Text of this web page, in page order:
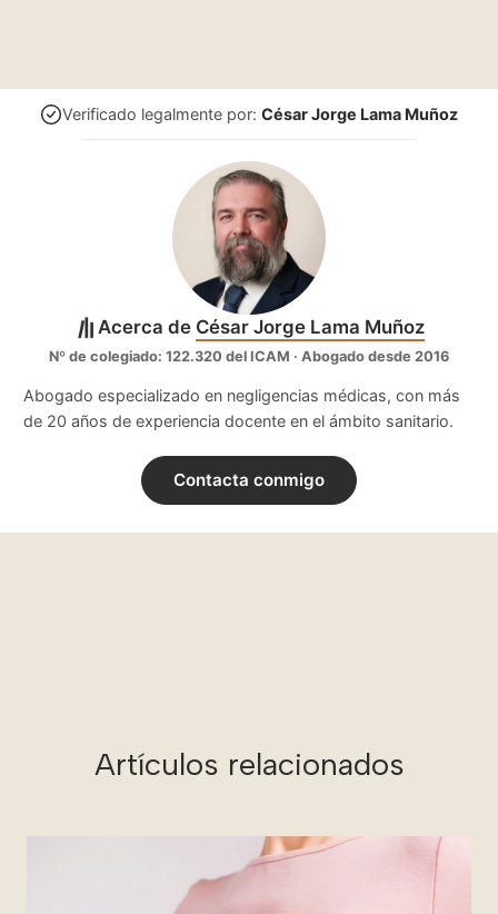
Verificado legalmente por: César Jorge Lama Muñoz
Acerca de César Jorge Lama Muñoz
Nº de colegiado: 122.320 del ICAM · Abogado desde 2016
Abogado especializado en negligencias médicas, con más
de 20 años de experiencia docente en el ámbito sanitario.
Contacta conmigo
Artículos relacionados